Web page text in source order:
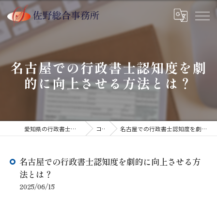
名古屋での行政書士認知度を劇
的に向上させる方法とは？
愛知県の行政書士なら佐野総合事務所 コラム 名古屋での行政書士認知度を劇的に向上させる方法とは？
名古屋での行政書士認知度を劇的に向上させる方
法とは？
2025/06/15